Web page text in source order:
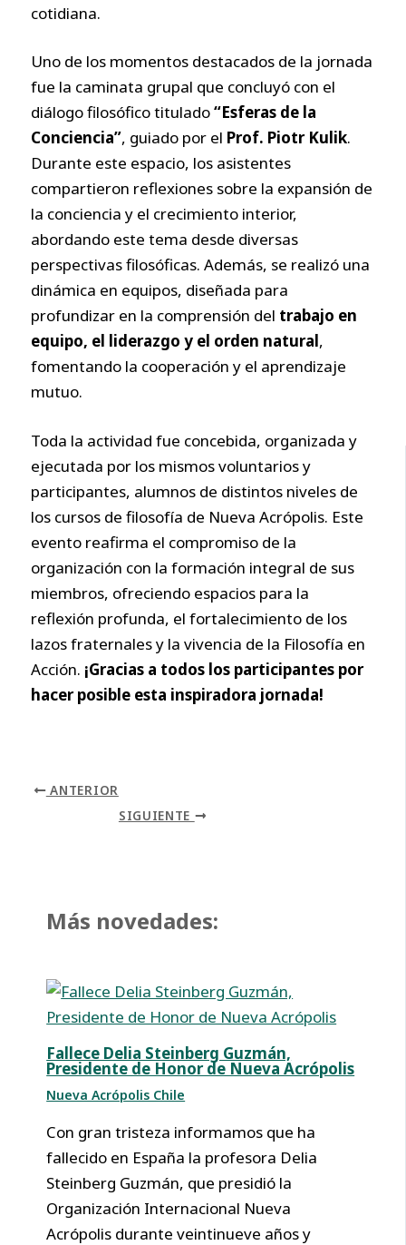
cotidiana.
Uno de los momentos destacados de la jornada
fue la caminata grupal que concluyó con el
diálogo filosófico titulado“Esferas de la
Conciencia”, guiado por el Prof. Piotr Kulik.
Durante este espacio, los asistentes
compartieron reflexiones sobre la expansión de
la conciencia y el crecimiento interior,
abordando este tema desde diversas
perspectivas filosóficas. Además, se realizó una
dinámica en equipos, diseñada para
profundizar en la comprensión del trabajo en
equipo, el liderazgo y el orden natural,
fomentando la cooperación y el aprendizaje
mutuo.
Toda la actividad fue concebida, organizada y
ejecutada por los mismos voluntarios y
participantes, alumnos de distintos niveles de
los cursos de filosofía de Nueva Acrópolis. Este
evento reafirma el compromiso de la
organización con la formación integral de sus
miembros, ofreciendo espacios para la
reflexión profunda, el fortalecimiento de los
lazos fraternales y la vivencia de la Filosofía en
Acción. ¡Gracias a todos los participantes por
hacer posible esta inspiradora jornada!
ANTERIOR
SIGUIENTE
Más novedades:
Fallece Delia Steinberg Guzmán,
Presidente de Honor de Nueva Acrópolis
Nueva Acrópolis Chile
Con gran tristeza informamos que ha
fallecido en España la profesora Delia
Steinberg Guzmán, que presidió la
Organización Internacional Nueva
Acrópolis durante veintinueve años y